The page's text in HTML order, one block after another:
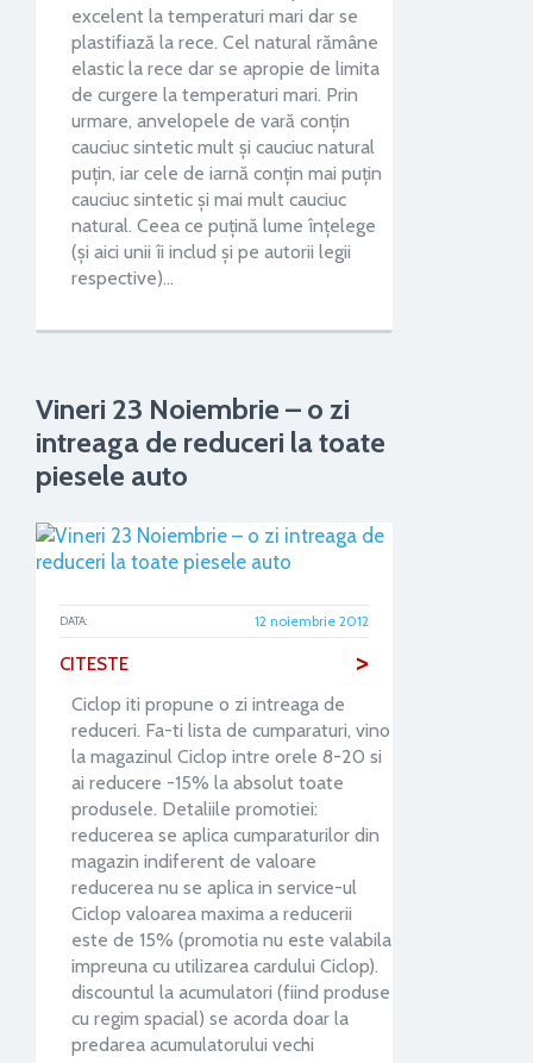
excelent la temperaturi mari dar se
plastifiază la rece. Cel natural rămâne
elastic la rece dar se apropie de limita
de curgere la temperaturi mari. Prin
urmare, anvelopele de vară conțin
cauciuc sintetic mult și cauciuc natural
puțin, iar cele de iarnă conțin mai puțin
cauciuc sintetic și mai mult cauciuc
natural. Ceea ce puțină lume înțelege
(și aici unii îi includ și pe autorii legii
respective)…
Vineri 23 Noiembrie – o zi
intreaga de reduceri la toate
piesele auto
DATA: 12 noiembrie 2012
CITESTE >
Ciclop iti propune o zi intreaga de
reduceri. Fa-ti lista de cumparaturi, vino
la magazinul Ciclop intre orele 8-20 si
ai reducere -15% la absolut toate
produsele. Detaliile promotiei:
reducerea se aplica cumparaturilor din
magazin indiferent de valoare
reducerea nu se aplica in service-ul
Ciclop valoarea maxima a reducerii
este de 15% (promotia nu este valabila
impreuna cu utilizarea cardului Ciclop).
discountul la acumulatori (fiind produse
cu regim spacial) se acorda doar la
predarea acumulatorului vechi